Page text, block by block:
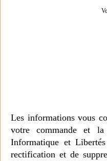
Les informations vous
votre commande et
Informatique et
rectification et de